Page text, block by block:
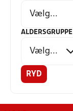
ALDERSGRUPPE
RYD